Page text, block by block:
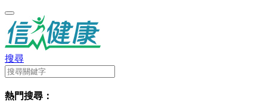
搜尋
熱門搜尋：